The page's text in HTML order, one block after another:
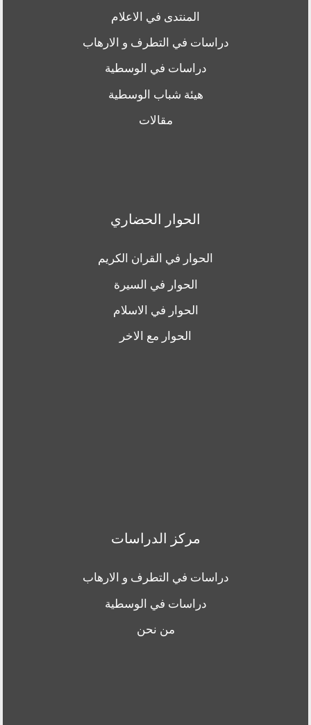
المنتدى في الاعلام
دراسات في التطرف و الارهاب
دراسات في الوسطية
هيئة شباب الوسطية
مقالات
الحوار الحضاري
الحوار في القران الكريم
الحوار في السيرة
الحوار في الاسلام
الحوار مع الاخر
مركز الدراسات
دراسات في التطرف و الارهاب
دراسات في الوسطية
من نحن